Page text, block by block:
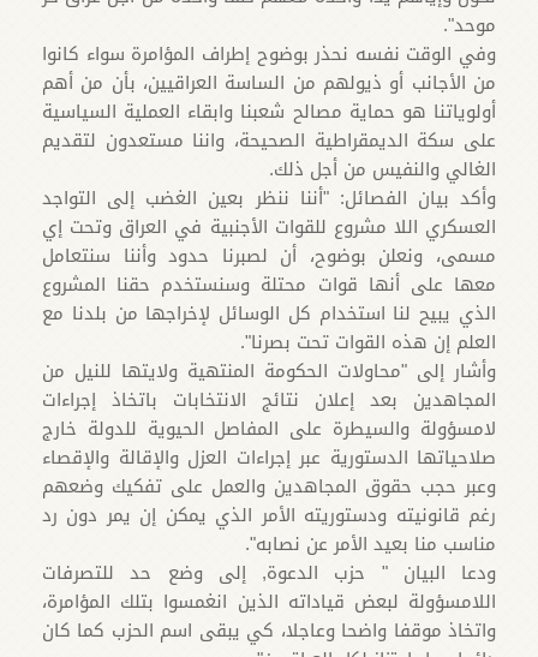
موحد".
وفي الوقت نفسه نحذر بوضوح إطراف المؤامرة سواء كانوا
من الأجانب أو ذيولهم من الساسة العراقيين، بأن من أهم
أولوياتنا هو حماية مصالح شعبنا وابقاء العملية السياسية
على سكة الديمقراطية الصحيحة، واننا مستعدون لتقديم
الغالي والنفيس من أجل ذلك.
وأكد بيان الفصائل: "أننا ننظر بعين الغضب إلى التواجد
العسكري اللا مشروع للقوات الأجنبية في العراق وتحت إي
مسمى، ونعلن بوضوح، أن لصبرنا حدود وأننا سنتعامل
معها على أنها قوات محتلة وسنستخدم حقنا المشروع
الذي يبيح لنا استخدام كل الوسائل لإخراجها من بلدنا مع
العلم إن هذه القوات تحت بصرنا".
وأشار إلى "محاولات الحكومة المنتهية ولايتها للنيل من
المجاهدين بعد إعلان نتائج الانتخابات باتخاذ إجراءات
لامسؤولة والسيطرة على المفاصل الحيوية للدولة خارج
صلاحياتها الدستورية عبر إجراءات العزل والإقالة والإقصاء
وعبر حجب حقوق المجاهدين والعمل على تفكيك وضعهم
رغم قانونيته ودستوريته الأمر الذي يمكن إن يمر دون رد
مناسب منا بعيد الأمر عن نصابه".
ودعا البيان " حزب الدعوة, إلى وضع حد للتصرفات
اللامسؤولة لبعض قياداته الذين انغمسوا بتلك المؤامرة،
واتخاذ موقفا واضحا وعاجلا، كي يبقى اسم الحزب كما كان